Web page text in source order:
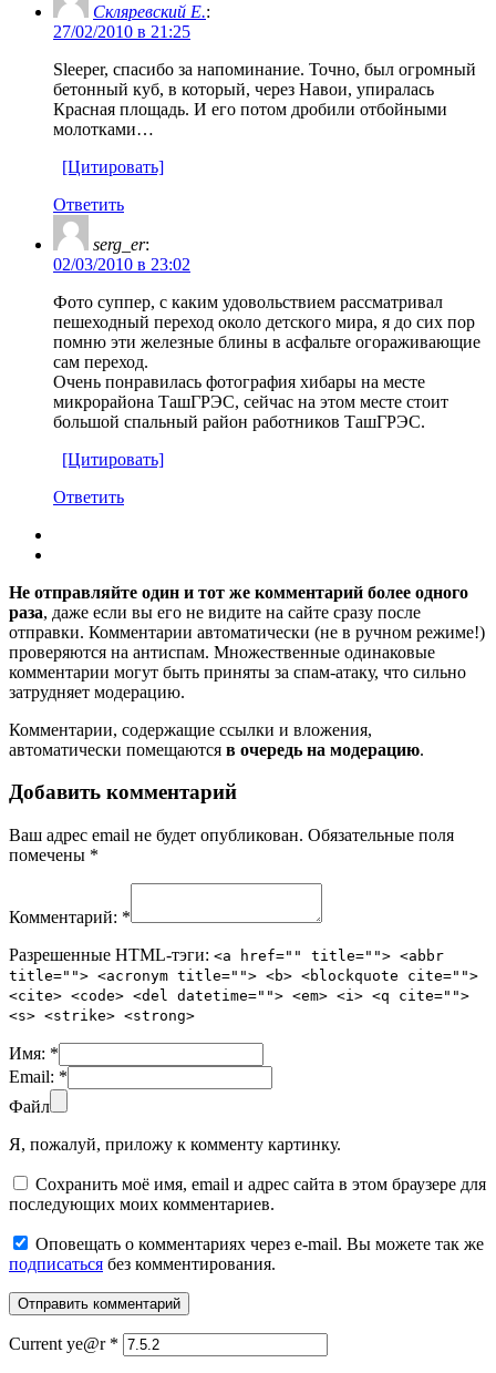
Скляревский Е.:
27/02/2010 в 21:25
Sleeper, спасибо за напоминание. Точно, был огромный
бетонный куб, в который, через Навои, упиралась
Красная площадь. И его потом дробили отбойными
молотками…
[Цитировать]
Ответить
serg_er:
02/03/2010 в 23:02
Фото суппер, с каким удовольствием рассматривал
пешеходный переход около детского мира, я до сих пор
помню эти железные блины в асфальте огораживающие
сам переход.
Очень понравилась фотография хибары на месте
микрорайона ТашГРЭС, сейчас на этом месте стоит
большой спальный район работников ТашГРЭС.
[Цитировать]
Ответить
Не отправляйте один и тот же комментарий более одного
раза, даже если вы его не видите на сайте сразу после
отправки. Комментарии автоматически (не в ручном режиме!)
проверяются на антиспам. Множественные одинаковые
комментарии могут быть приняты за спам-атаку, что сильно
затрудняет модерацию.
Комментарии, содержащие ссылки и вложения,
автоматически помещаются в очередь на модерацию.
Добавить комментарий
Ваш адрес email не будет опубликован. Обязательные поля
помечены *
Комментарий: *
Разрешенные HTML-тэги: <a href="" title=""> <abbr
title=""> <acronym title=""> <b> <blockquote cite="">
<cite> <code> <del datetime=""> <em> <i> <q cite="">
<s> <strike> <strong>
Имя: *
Email: *
Файл
Я, пожалуй, приложу к комменту картинку.
Сохранить моё имя, email и адрес сайта в этом браузере для
последующих моих комментариев.
Оповещать о комментариях через e-mail. Вы можете так же
подписаться без комментирования.
Current ye@r *